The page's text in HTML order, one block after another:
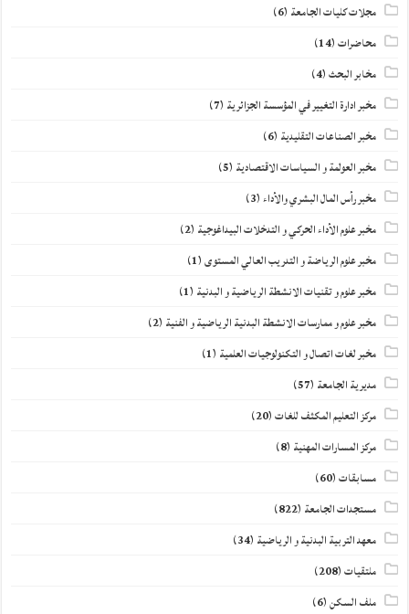
مجلات كليات الجامعة (6)
محاضرات(14)
مخابر البحث(4)
مخبر ادارة التغيير في المؤسسة الجزائرية (7)
مخبر الصناعات التقليدية (6)
مخبر العولمة و السياسات الاقتصادية (5)
مخبر رأس المال البشري والأداء(3)
مخبر علوم الأداء الحركي و التدخلات البيداغوجية (2)
مخبر علوم الرياضة و التدريب العالي المستوى(1)
مخبر علوم و تقنيات الانشطة الرياضية و البدنية (1)
مخبر علوم و ممارسات الانشطة البدنية الرياضية و الفنية (2)
مخبر لغات اتصال و التكنولوجيات العلمية (1)
مديرية الجامعة (57)
مركز التعليم المكثف للغات(20)
مركز المسارات المهنية (8)
مسابقات(60)
مستجدات الجامعة (822)
معهد التربية البدنية و الرياضية (34)
ملتقيات(208)
ملف السكن(6)